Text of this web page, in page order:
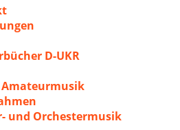
D-UKR
Amateurmusik
und Orchestermusik